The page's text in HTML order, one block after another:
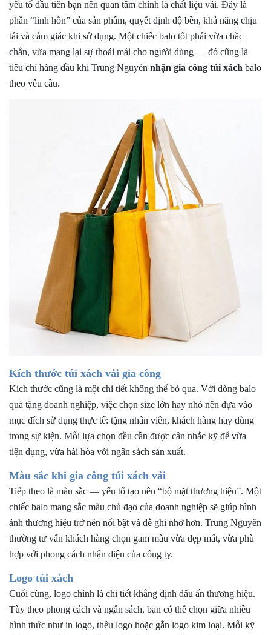
Liên hệ công ty gia công túi xách vải uy tín chất lượng
+ Mua lẻ hoặc làm Nhà phân phối/Đại lý bán hàng nhãn
hiệu TN Bags & Xbags:
[Hỗ trợ in Logo/thông tin khách hàng lên Sản phẩm chỉ từ
5 cái]
+ May Balo–Túi xách–Đồng phục theo yêu cầu:
yếu tố đầu tiên bạn nên quan tâm chính là chất liệu vải. Đây là
phần “linh hồn” của sản phẩm, quyết định độ bền, khả năng chịu
tải và cảm giác khi sử dụng. Một chiếc balo tốt phải vừa chắc
chắn, vừa mang lại sự thoải mái cho người dùng — đó cũng là
tiêu chí hàng đầu khi Trung Nguyên nhận gia công túi xách balo
theo yêu cầu.
Kích thước túi xách vải gia công
Kích thước cũng là một chi tiết không thể bỏ qua. Với dòng balo
quà tặng doanh nghiệp, việc chọn size lớn hay nhỏ nên dựa vào
mục đích sử dụng thực tế: tặng nhân viên, khách hàng hay dùng
trong sự kiện. Mỗi lựa chọn đều cần được cân nhắc kỹ để vừa
tiện dụng, vừa hài hòa với ngân sách sản xuất.
Màu sắc khi gia công túi xách vải
Tiếp theo là màu sắc — yếu tố tạo nên “bộ mặt thương hiệu”. Một
chiếc balo mang sắc màu chủ đạo của doanh nghiệp sẽ giúp hình
ảnh thương hiệu trở nên nổi bật và dễ ghi nhớ hơn. Trung Nguyên
thường tư vấn khách hàng chọn gam màu vừa đẹp mắt, vừa phù
hợp với phong cách nhận diện của công ty.
Logo túi xách
Cuối cùng, logo chính là chi tiết khẳng định dấu ấn thương hiệu.
Tùy theo phong cách và ngân sách, bạn có thể chọn giữa nhiều
hình thức như in logo, thêu logo hoặc gắn logo kim loại. Mỗi kỹ